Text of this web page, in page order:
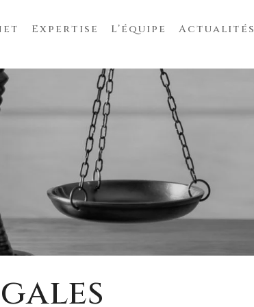
Expertise L’équipe Actualités